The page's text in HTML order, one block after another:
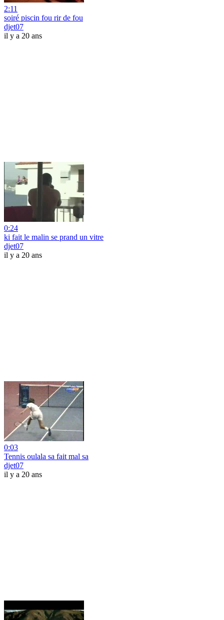
2:11
soiré piscin fou rir de fou
djet07
il y a 20 ans
0:24
ki fait le malin se prand un vitre
djet07
il y a 20 ans
0:03
Tennis oulala sa fait mal sa
djet07
il y a 20 ans